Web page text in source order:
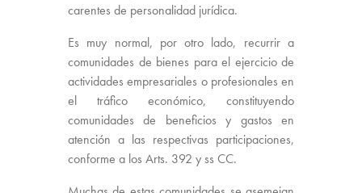
carentes de personalidad jurídica.
Es muy normal, por otro lado, recurrir a
comunidades de bienes para el ejercicio de
actividades empresariales o profesionales en
el tráfico económico, constituyendo
comunidades de beneficios y gastos en
atención a las respectivas participaciones,
conforme a los Arts. 392 y ss CC.